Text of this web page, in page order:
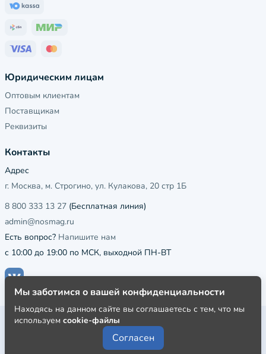
Юридическим лицам
Оптовым клиентам
Поставщикам
Реквизиты
Контакты
Адрес
г. Москва, м. Строгино, ул. Кулакова, 20 стр 1Б
8 800 333 13 27 (Бесплатная линия)
admin@nosmag.ru
Есть вопрос? Напишите нам
с 10:00 до 19:00 по МСК, выходной ПН-ВТ
Публичная оферта
Пользовательское соглашение
Мы заботимся о вашей конфиденциальности
Находясь на данном сайте вы соглашаетесь с тем, что мы
используем cookie-файлы
Согласен